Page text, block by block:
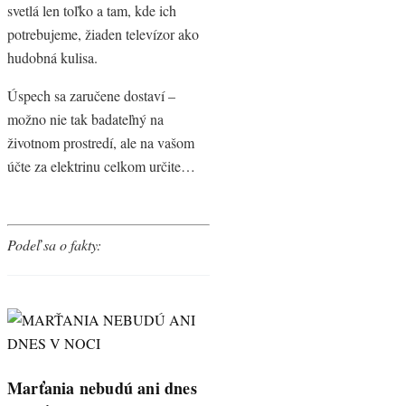
svetlá len toľko a tam, kde ich
potrebujeme, žiaden televízor ako
hudobná kulisa.
Úspech sa zaručene dostaví –
možno nie tak badateľný na
životnom prostredí, ale na vašom
účte za elektrinu celkom určite…
Podeľ sa o fakty:
Marťania nebudú ani dnes